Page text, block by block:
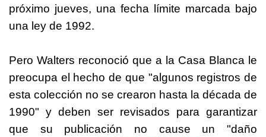
próximo jueves, una fecha límite marcada bajo
una ley de 1992.
Pero Walters reconoció que a la Casa Blanca le
preocupa el hecho de que "algunos registros de
esta colección no se crearon hasta la década de
1990" y deben ser revisados para garantizar
que su publicación no cause un "daño